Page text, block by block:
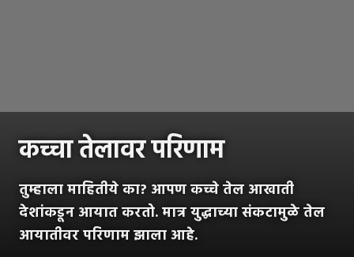
कच्चा तेलावर परिणाम
तुम्हाला माहितीये का? आपण कच्चे तेल आखाती
देशांकडून आयात करतो. मात्र युद्धाच्या संकटामुळे तेल
आयातीवर परिणाम झाला आहे.